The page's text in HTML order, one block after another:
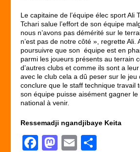
Le capitaine de l’équipe élec sport Ali
Tchari salue l’effort de son équipe
nous n’avons pas démérité sur le
n’est pas de notre côté », regrette Ali.
poursuivre que son équipe est en
parmi les joueurs présents au terrain
d’autres clubs et comme ils sont a
avec le club cela a dû peser sur le jeu
conclure que le staff technique travail
son équipe puisse aisément gagner
national à venir.
Ressemadji ngandjibaye Keita
F
M E